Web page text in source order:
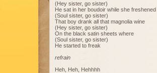
(Hey sister, go sister)
He sat in her boudoir while she freshened
(Soul sister, go sister)
That boy drank all that magnolia wine
(Hey sister, go sister)
On the black satin sheets where
(Soul sister, go sister)
He started to freak
refrain
Heh, Heh, Hehhhh